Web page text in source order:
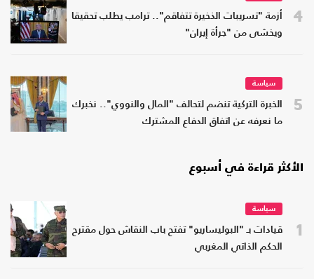
4
أزمة "تسريبات الذخيرة تتفاقم".. ترامب يطلب تحقيقا
ويخشى من "جرأة إيران"
5
سياسة
الخبرة التركية تنضم لتحالف "المال والنووي".. نخبرك
ما نعرفه عن اتفاق الدفاع المشترك
الأكثر قراءة في أسبوع
1
سياسة
قيادات بـ "البوليساريو" تفتح باب النقاش حول مقترح
الحكم الذاتي المغربي